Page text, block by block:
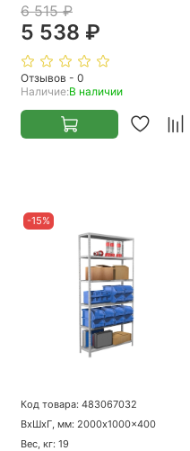
6 515 ₽
5 538 ₽
Отзывов - 0
Наличие:В наличии
-15%
Код товара: 483067032
ВхШхГ, мм: 2000x1000x400
Вес, кг: 19